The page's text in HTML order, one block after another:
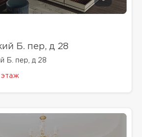
Б. пер, д 28
Б. пер, д 28
этаж